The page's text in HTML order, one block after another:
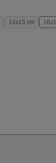
14x15 cm